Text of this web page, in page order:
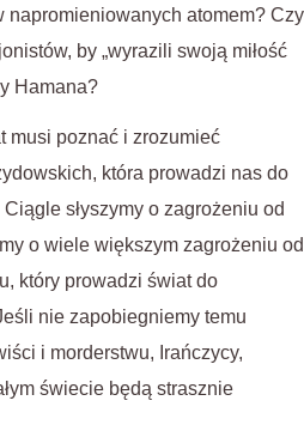
napromieniowanych atomem? Czy
by „wyrazili swoją miłość
Hamana?
musi poznać i zrozumieć
która prowadzi nas do
słyszymy o zagrożeniu od
o wiele większym zagrożeniu od
który prowadzi świat do
nie zapobiegniemy temu
i morderstwu, Irańczycy,
świecie będą strasznie